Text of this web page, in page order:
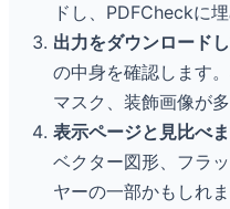
ドし、PDFCheckに
出力をダウンロード
の中身を確認します
マスク、装飾画像が
表示ページと見比べま
ベクター図形、フラ
ヤーの一部かもしれ